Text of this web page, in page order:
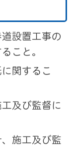
設置工事の
こと。
関するこ
及び監督に
施工及び監